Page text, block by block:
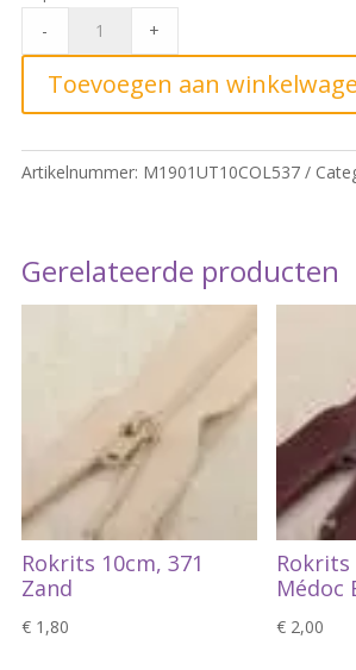
- +
Toevoegen aan
Artikelnummer: M1901UT10COL537
Gerelateerde producten
Rokrits 10cm, 371
Zand
€1,80
Rokrits
Médoc
€ 2,00